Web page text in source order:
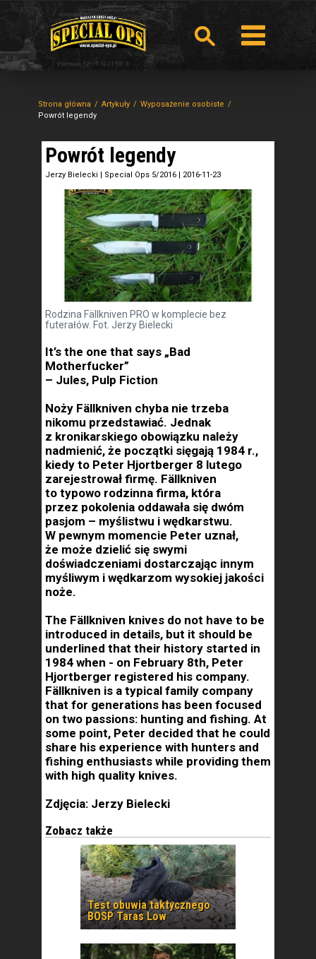
Strona główna Artykuły
Wyposażenie osobiste
Powrót legendy
Powrót legendy
Jerzy Bielecki | Special Ops 5/2016 | 2016-11-23
Rodzina Fällkniven PRO w komplecie bez
futerałów. Fot. Jerzy Bielecki
It’s the one that says „Bad
Motherfucker”
– Jules, Pulp Fiction
Noży Fällkniven chyba nie trzeba
nikomu przedstawiać. Jednak
z kronikarskiego obowiązku należy
nadmienić, że początki sięgają 1984 r.,
kiedy to Peter Hjortberger 8 lutego
zarejestrował firmę. Fällkniven
to typowo rodzinna firma, która
przez pokolenia oddawała się dwóm
pasjom – myślistwu i wędkarstwu.
W pewnym momencie Peter uznał,
że może dzielić się swymi
doświadczeniami dostarczając innym
myśliwym i wędkarzom wysokiej jakości
noże.
The Fällkniven knives do not have to be
introduced in details, but it should be
underlined that their history started in
1984 when - on February 8th, Peter
Hjortberger registered his company.
Fällkniven is a typical family company
that for generations has been focused
on two passions: hunting and fishing. At
some point, Peter decided that he could
share his experience with hunters and
fishing enthusiasts while providing them
with high quality knives.
Zdjęcia: Jerzy Bielecki
Zobacz także
Test obuwia taktycznego
BOSP Taras Low